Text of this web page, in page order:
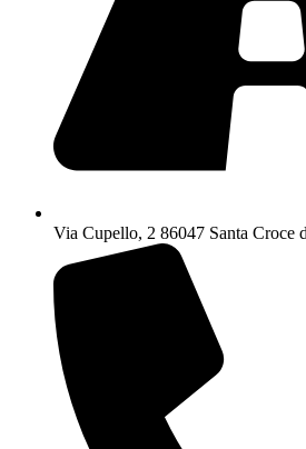
Via Cupello, 2 86047 Santa Croce